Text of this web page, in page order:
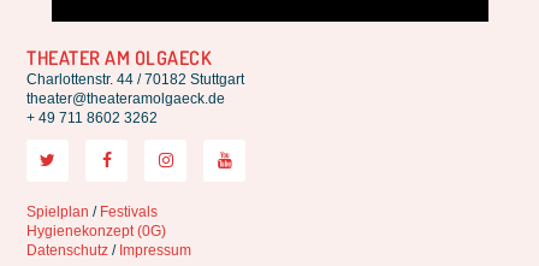
THEATER AM OLGAECK
Charlottenstr. 44 / 70182 Stuttgart
theater@theateramolgaeck.de
+ 49 711 8602 3262
Spielplan / Festivals
Hygienekonzept (0G)
Datenschutz / Impressum